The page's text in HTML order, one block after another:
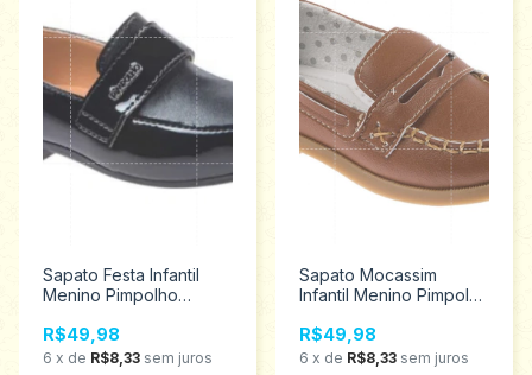
Sapato Festa Infantil
Menino Pimpolho
30487
R$49,98
6 x de R$8,33 sem juros
Sapato Mocassim
Infantil Menino Pimpolho
30590
R$49,98
6 x de R$8,33 sem juros